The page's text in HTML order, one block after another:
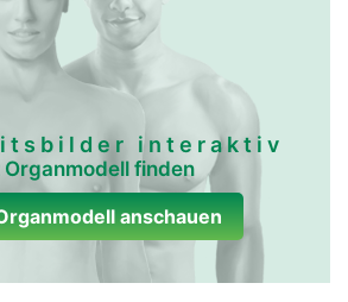
interaktiv
Organmodell finden
anschauen